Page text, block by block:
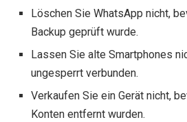
Löschen Sie WhatsApp nicht,
Backup geprüft wurde.
Lassen Sie alte Smartphones
ungesperrt verbunden.
Verkaufen Sie ein Gerät nicht,
Konten entfernt wurden.